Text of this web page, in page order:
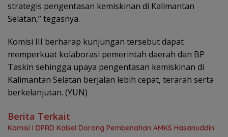
strategis pengentasan kemiskinan di Kalimantan
Selatan,” tegasnya.
‎Komisi III berharap kunjungan tersebut dapat
memperkuat kolaborasi pemerintah daerah dan BP
Taskin sehingga upaya pengentasan kemiskinan di
Kalimantan Selatan berjalan lebih cepat, terarah serta
berkelanjutan. (YUN)
Berita Terkait
Komisi I DPRD Kalsel Dorong Pembenahan AMKS Hasanuddin